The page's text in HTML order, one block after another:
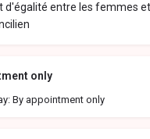
d'égalité entre les femmes
only
By appointment only